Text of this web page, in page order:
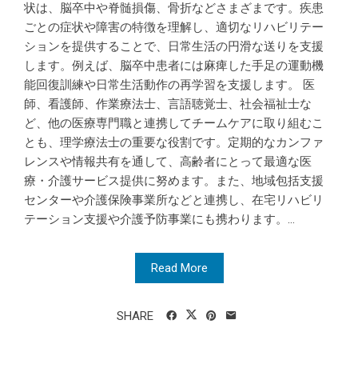
状は、脳卒中や脊髄損傷、骨折などさまざまです。疾患
ごとの症状や障害の特徴を理解し、適切なリハビリテー
ションを提供することで、日常生活の円滑な送りを支援
します。例えば、脳卒中患者には麻痺した手足の運動機
能回復訓練や日常生活動作の再学習を支援します。 医
師、看護師、作業療法士、言語聴覚士、社会福祉士な
ど、他の医療専門職と連携してチームケアに取り組むこ
とも、理学療法士の重要な役割です。定期的なカンファ
レンスや情報共有を通して、高齢者にとって最適な医
療・介護サービス提供に努めます。また、地域包括支援
センターや介護保険事業所などと連携し、在宅リハビリ
テーション支援や介護予防事業にも携わります。...
Read More
SHARE